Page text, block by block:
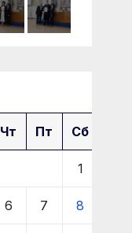
Чт Пт Сб
1
6 7 8